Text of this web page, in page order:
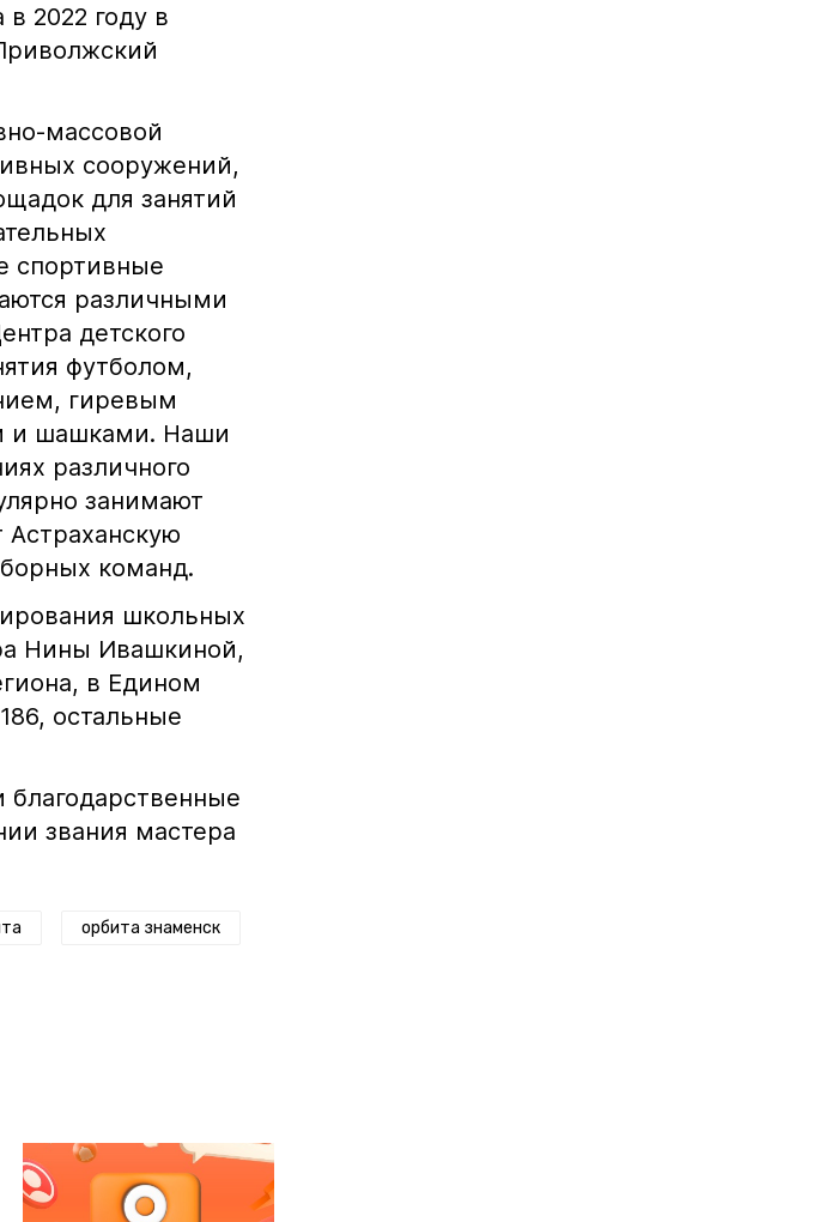
2022 году в
массовой
сооружений,
для занятий
спортивные
различными
детского
футболом,
гиревым
и шашками. Наши
различного
занимают
команд.
школьных
Нины Ивашкиной,
в Едином
остальные
звания мастера
орбита знаменск